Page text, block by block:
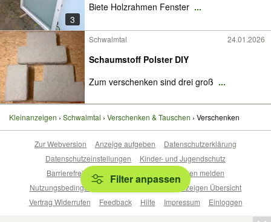
3
Biete Holzrahmen Fenster ...
Schwalmtal 24.01.2026
Schaumstoff Polster DIY
Zum verschenken sind drei groß ...
Kleinanzeigen Schwalmtal Verschenken & Tauschen Verschenken
Filter anpassen
Zur Webversion Anzeige aufgeben
Datenschutzerklärung
Datenschutzeinstellungen
Kinder- und Jugendschutz
Barrierefreiheitserklärung
Sicherheitslücken melden
Nutzungsbedingungen
Beliebte Suchen
Anzeigen Übersicht
Vertrag Widerrufen
Feedback Hilfe Impressum Einloggen